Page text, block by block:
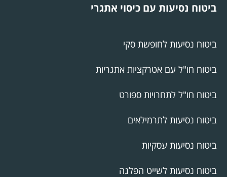
ביטוח נסיעות עם כיסוי אתגרי
ביטוח נסיעות לחופשת סקי
ביטוח חו"ל עם אטרקציות אתגריות
ביטוח חו"ל לתחרויות ספורט
ביטוח נסיעות לתרמילאים
ביטוח נסיעות עסקיות
ביטוח נסיעות לשייט הפלגה